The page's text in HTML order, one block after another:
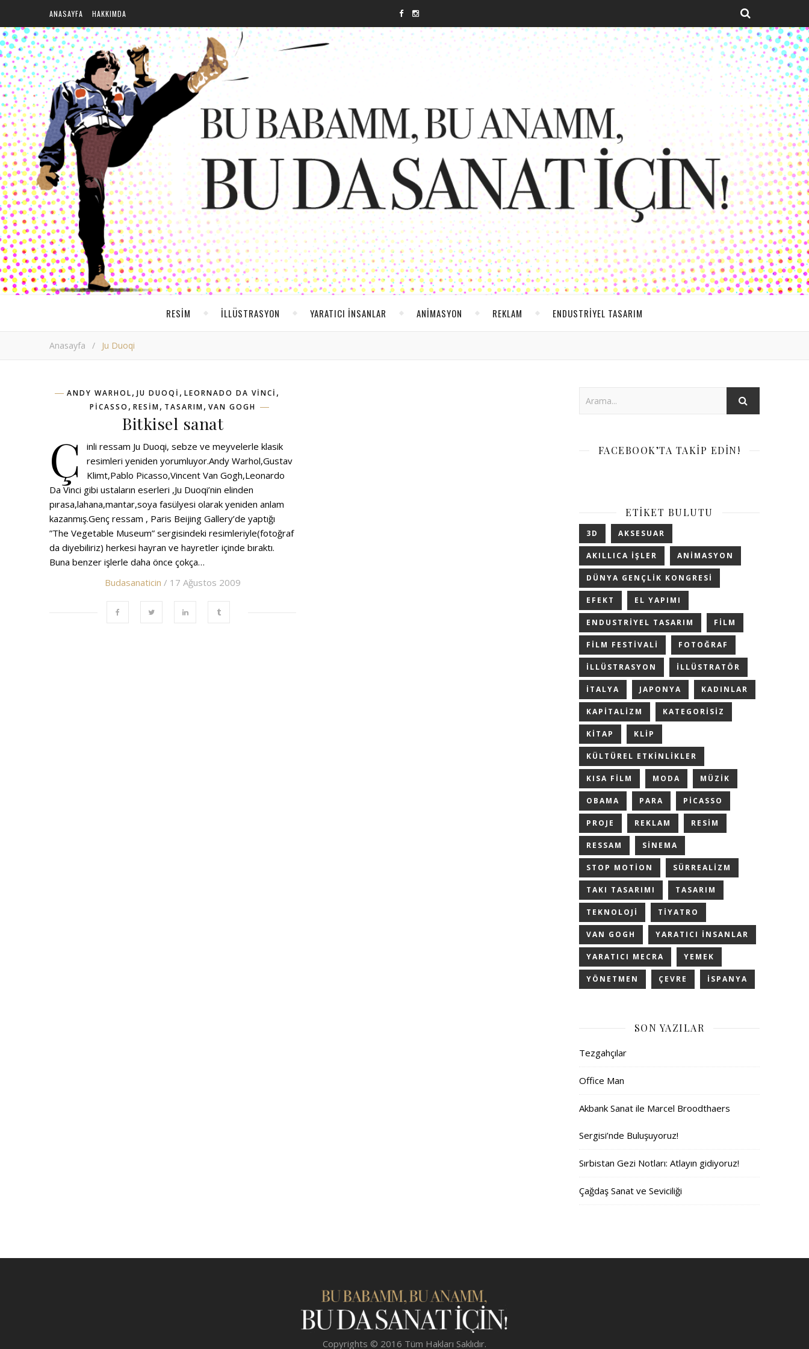
ANASAYFA HAKKIMDA
RESIM ILLÜSTRASYON YARATICI INSANLAR ANIMASYON REKLAM ENDUSTRIYEL TASARIM
Anasayfa / Ju Duoqi
ANDY WARHOL, JU DUOQI , LEORNADO DA VINCI ,
PICASSO , RESIM, TASARIM, VAN GOGH
Bitkisel sanat
Ç
inli ressam Ju Duoqi, sebze ve meyvelerle klasik
resimleri yeniden yorumluyor.Andy Warhol,Gustav
Klimt,Pablo Picasso,Vincent Van Gogh,Leonardo
Da Vinci gibi ustaların eserleri ,Ju Duoqi’nin elinden
pırasa,lahana,mantar,soya fasülyesi olarak yeniden anlam
kazanmış.Genç ressam , Paris Beijing Gallery’de yaptığı
”The Vegetable Museum” sergisindeki resimleriyle(fotoğraf
da diyebiliriz) herkesi hayran ve hayretler içinde bıraktı.
Buna benzer işlerle daha önce çokça…
Budasanaticin / 17 Ağustos 2009
FACEBOOK’TA TAKIP EDIN!
ETIKET BULUTU
3D AKSESUAR
AKILLICA IŞLER ANIMASYON
DÜNYA GENÇLIK KONGRESI
EFEKT EL YAPIMI
ENDUSTRIYEL TASARIM FILM
FILM FESTIVALI FOTOĞRAF
ILLÜSTRASYON ILLÜSTRATÖR
ITALYA JAPONYA KADINLAR
KAPITALIZM KATEGORISIZ
KITAP KLIP
KÜLTÜREL ETKINLIKLER
KISA FILM MODA MÜZIK
OBAMA PARA PICASSO
PROJE REKLAM RESIM
RESSAM SINEMA
STOP MOTION SÜRREALIZM
TAKI TASARIMI TASARIM
TEKNOLOJI TIYATRO
VAN GOGH YARATICI INSANLAR
YARATICI MECRA YEMEK
YÖNETMEN ÇEVRE İSPANYA
SON YAZILAR
Tezgahçılar
Office Man
Akbank Sanat ile Marcel Broodthaers
Sergisi’nde Buluşuyoruz!
Sırbistan Gezi Notları: Atlayın gidiyoruz!
Çağdaş Sanat ve Seviciliği
Copyrights © 2016 Tüm Hakları Saklıdır.